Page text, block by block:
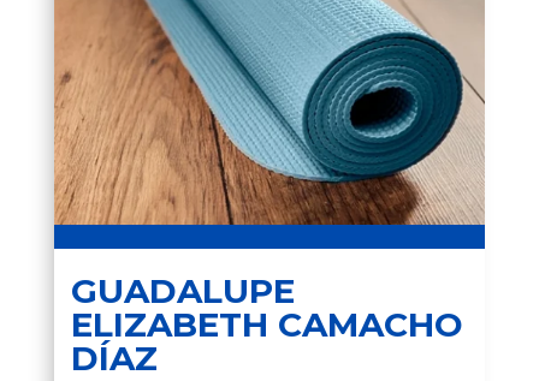
GUADALUPE
ELIZABETH CAMACHO
DÍAZ